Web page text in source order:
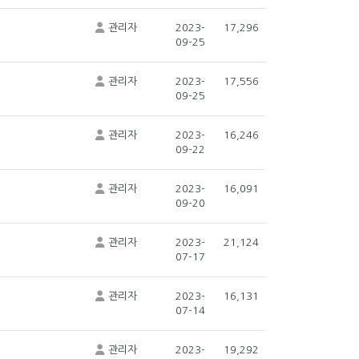
관리자
2023-
09-25
17,296
관리자
2023-
09-25
17,556
관리자
2023-
09-22
16,246
관리자
2023-
09-20
16,091
관리자
2023-
07-17
21,124
관리자
2023-
07-14
16,131
관리자
2023-
19,292